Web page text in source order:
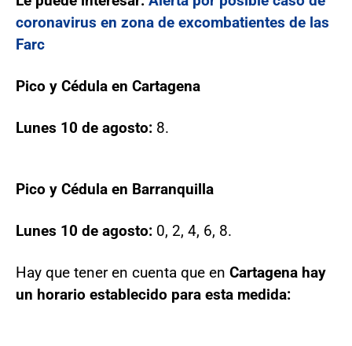
coronavirus en zona de excombatientes de las
Farc
Pico y Cédula en Cartagena
Lunes 10 de agosto: 8.
Pico y Cédula en Barranquilla
Lunes 10 de agosto: 0, 2, 4, 6, 8.
Hay que tener en cuenta que en Cartagena hay
un horario establecido para esta medida: